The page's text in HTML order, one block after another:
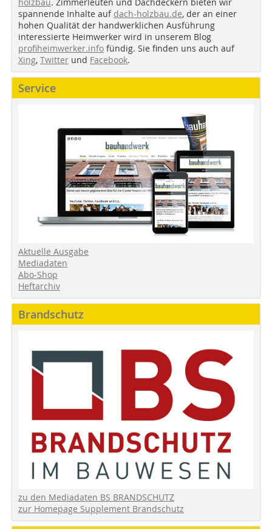
spannende Inhalte auf dach-holzbau.de, der an einer
hohen Qualität der handwerklichen Ausführung
interessierte Heimwerker wird in unserem Blog
profiheimwerker.info fündig. Sie finden uns auch auf
Xing, Twitter und Facebook.
Service
Aktuelle Ausgabe
Mediadaten
Abo-Shop
Heftarchiv
Brandschutz
zu den Mediadaten BS BRANDSCHUTZ
zur Homepage Supplement Brandschutz